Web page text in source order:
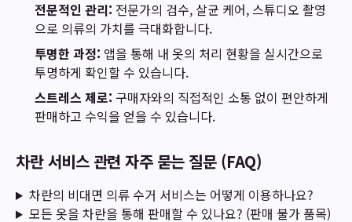
전문적인 관리: 전문가의 검수, 살균 케어, 스튜디오 촬영
으로 의류의 가치를 극대화합니다.
투명한 과정: 앱을 통해 내 옷의 처리 현황을 실시간으로
투명하게 확인할 수 있습니다.
스트레스 제로: 구매자와의 직접적인 소통 없이 편안하게
판매하고 수익을 얻을 수 있습니다.
차란 서비스 관련 자주 묻는 질문 (FAQ)
차란의 비대면 의류 수거 서비스는 어떻게 이용하나요?
모든 옷을 차란을 통해 판매할 수 있나요? (판매 불가 품목)